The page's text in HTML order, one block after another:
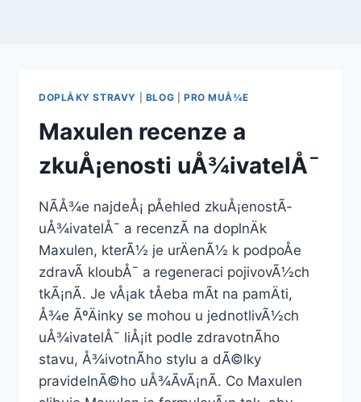
DOPLÅKY STRAVY BLOG PRO MUÅ¾E
Maxulen recenze a
zkuÅ¡enosti uÅ¾ivatelÅ¯
NÃ­Å¾e najdeÅ¡ pÅehled zkuÅ¡enostÃ­
uÅ¾ivatelÅ¯ a recenzÃ­ na doplnÄk
Maxulen, kterÃ½ je urÄenÃ½ k podpoÅe
zdravÃ­ kloubÅ¯ a regeneraci pojivovÃ½ch
tkÃ¡nÃ­. Je vÅ¡ak tÅeba mÃ­t na pamÄti,
Å¾e ÃºÄinky se mohou u jednotlivÃ½ch
uÅ¾ivatelÅ¯ liÅ¡it podle zdravotnÃ­ho
stavu, Å¾ivotnÃ­ho stylu a dÃ©lky
pravidelnÃ©ho uÅ¾Ã­vÃ¡nÃ­. Co Maxulen